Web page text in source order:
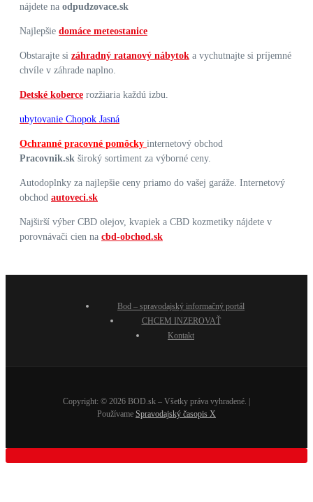
nájdete na odpudzovace.sk
Najlepšie domáce meteostanice
Obstarajte si záhradný ratanový nábytok a vychutnajte si príjemné
chvíle v záhrade naplno.
Detské koberce rozžiaria každú izbu.
ubytovanie Chopok Jasná
Ochranné pracovné pomôcky internetový obchod
Pracovnik.sk široký sortiment za výborné ceny.
Autodoplnky za najlepšie ceny priamo do vašej garáže. Internetový
obchod autoveci.sk
Najširší výber CBD olejov, kvapiek a CBD kozmetiky nájdete v
porovnávači cien na cbd-obchod.sk
Bod – spravodajský informačný portál
CHCEM INZEROVAŤ
Kontakt
Copyright: © 2026 BOD.sk – Všetky práva vyhradené. |
Používame Spravodajský časopis X